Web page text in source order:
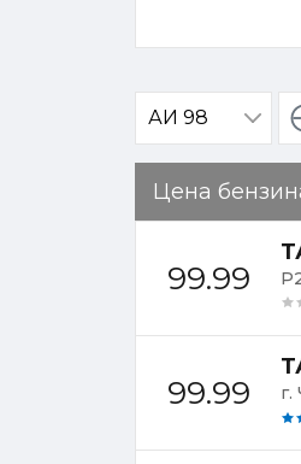
Цена
99.99
99.99 г.